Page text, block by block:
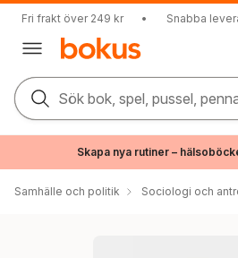
Fri frakt över 249 kr • Snabba
Sök bok, spel, pussel,
Skapa nya rutiner –
Samhälle och politik Sociologi och